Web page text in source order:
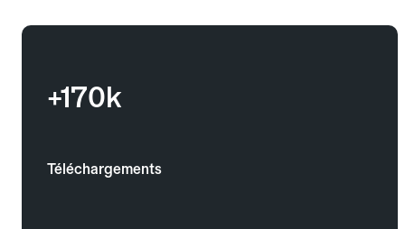
+170k
Téléchargements